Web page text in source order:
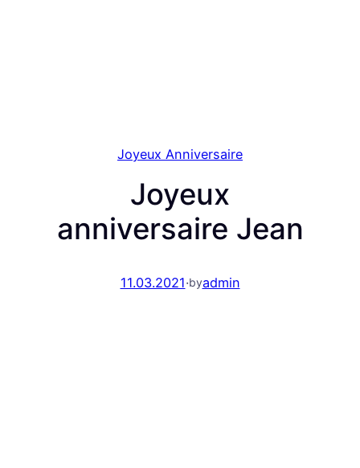
Joyeux Anniversaire
Joyeux
anniversaire Jean
11.03.2021·byadmin